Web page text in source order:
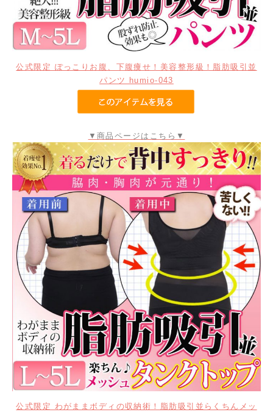
公式限定 ぽっこりお腹、下腹痩せ！美容整形級！脂肪吸引並
パンツ humio-043
▼商品ページはこちら▼
公式限定 わがままボディの収納術！脂肪吸引並らくちんメッ